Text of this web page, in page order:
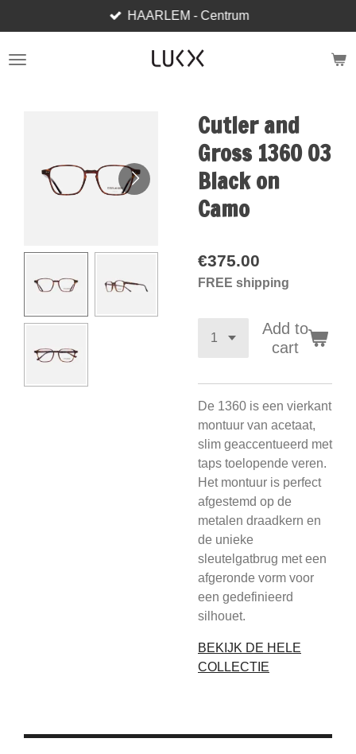
to
main
HAARLEM - Centrum
Cutler and
Gross 1360 03
Black on
Camo
€375.00
FREE shipping
Add to
cart
De 1360 is een vierkant
montuur van acetaat,
slim geaccentueerd met
taps toelopende veren.
Het montuur is perfect
afgestemd op de
metalen draadkern en
de unieke
sleutelgatbrug met een
afgeronde vorm voor
een gedefinieerd
silhouet.
BEKIJK DE HELE
COLLECTIE